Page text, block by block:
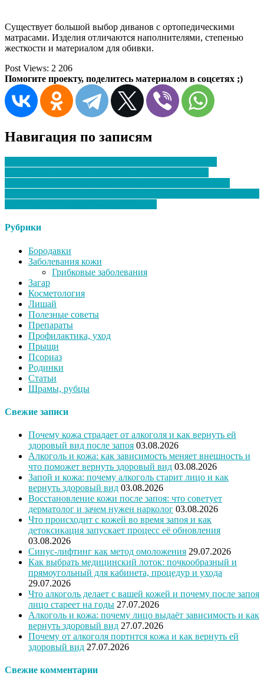
Существует большой выбор диванов с ортопедическими
матрасами. Изделия отличаются наполнителями, степенью
жесткости и материалом для обивки.
Post Views: 2 206
Помогите проекту, поделитесь материалом в соцсетях ;)
Навигация по записям
Рубрики
Бородавки
Заболевания кожи
Грибковые заболевания
Загар
Косметология
Лишай
Полезные советы
Препараты
Профилактика, уход
Прыщи
Псориаз
Родинки
Статьи
Шрамы, рубцы
Свежие записи
Почему кожа страдает от алкоголя и как вернуть ей
здоровый вид после запоя 03.08.2026
Алкоголь и кожа: как зависимость меняет внешность и
что поможет вернуть здоровый вид 03.08.2026
Запой и кожа: почему алкоголь старит лицо и как
вернуть здоровый вид 03.08.2026
Восстановление кожи после запоя: что советует
дерматолог и зачем нужен нарколог 03.08.2026
Что происходит с кожей во время запоя и как
детоксикация запускает процесс её обновления
03.08.2026
Синус-лифтинг как метод омоложения 29.07.2026
Как выбрать медицинский лоток: почкообразный и
прямоугольный для кабинета, процедур и ухода
29.07.2026
Что алкоголь делает с вашей кожей и почему после запоя
лицо стареет на годы 27.07.2026
Алкоголь и кожа: почему лицо выдаёт зависимость и как
вернуть здоровый вид 27.07.2026
Почему от алкоголя портится кожа и как вернуть ей
здоровый вид 27.07.2026
Свежие комментарии